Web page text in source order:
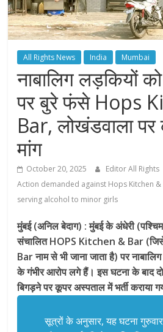
All Rights News India Mumbai
नाबालिग लड़कियों
पर बुरे फंसे Hops
Bar, लोखंडवाला पर
मांग
October 20, 2025 Editor All Rights
Action demanded against Hops Kitchen
serving alcohol to minor girls
मुंबई (अनिल बेदाग) : मुंबई के अंधेरी
संचालित HOPS Kitchen & Bar
Bar नाम से भी जाना जाता है) पर
के गंभीर आरोप लगे हैं। इस घटना के बाद
बिगड़ने पर कूपर अस्पताल में भर्ती कराया
सूत्रों के अनुसार, यह घटना